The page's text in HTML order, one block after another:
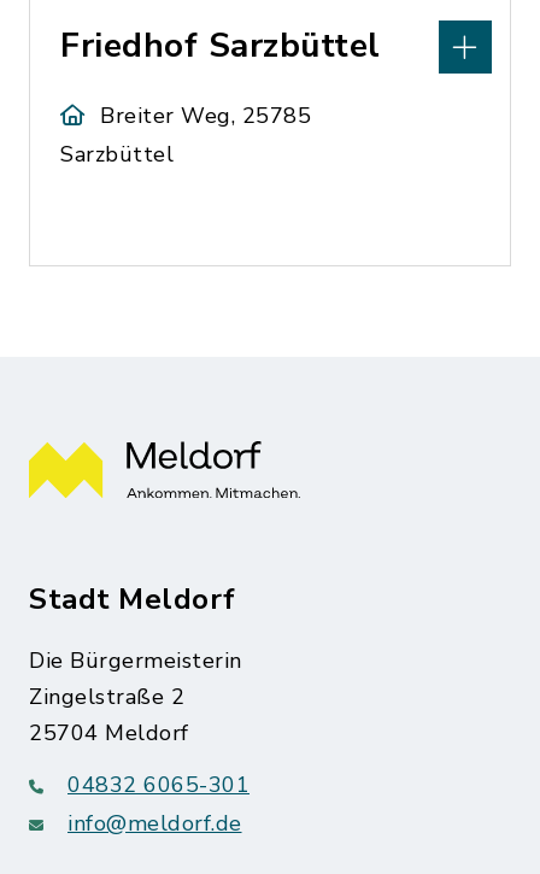
Friedhof Sarzbüttel
Breiter Weg, 25785
Sarzbüttel
Stadt Meldorf
Die Bürgermeisterin
Zingelstraße 2
25704 Meldorf
04832 6065-301
info@meldorf.de